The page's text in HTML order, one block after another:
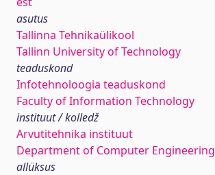
asutus
Tallinna Tehnikaülikool
Tallinn University of Technology
teaduskond
Infotehnoloogia teaduskond
Faculty of Information Technology
instituut / kolledž
Arvutitehnika instituut
Department of Computer Engineering
allüksus